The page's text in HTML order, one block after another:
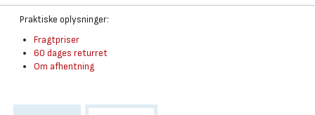
Praktiske oplysninger:
Fragtpriser
60 dages returret
Om afhentning